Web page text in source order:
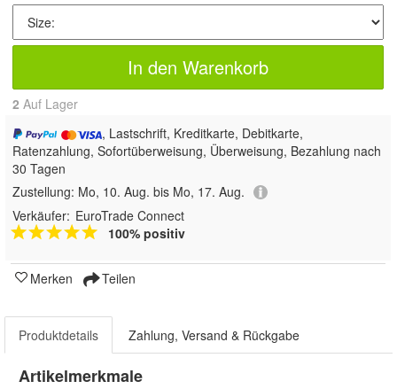
In den Warenkorb
2 Auf Lager
, Lastschrift, Kreditkarte, Debitkarte,
Ratenzahlung, Sofortüberweisung, Überweisung, Bezahlung nach
30 Tagen
Zustellung: Mo, 10. Aug. bis Mo, 17. Aug.
Verkäufer: EuroTrade Connect
100% positiv
Merken Teilen
Produktdetails Zahlung, Versand & Rückgabe
Artikelmerkmale